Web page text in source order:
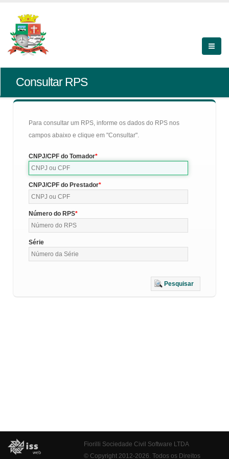
Consultar RPS
Para consultar um RPS, informe os dados do RPS nos
campos abaixo e clique em "Consultar".
CNPJ/CPF do Tomador
CNPJ/CPF do Prestador
Número do RPS
Série
Pesquisar
Fiorilli Sociedade Civil Software LTDA
© Copyright 2012-2026. Todos os Direitos